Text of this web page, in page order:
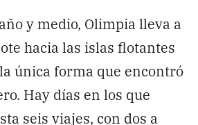
y medio, Olimpia lleva a
hacia las islas flotantes
única forma que encontró
Hay días en los que
seis viajes, con dos a